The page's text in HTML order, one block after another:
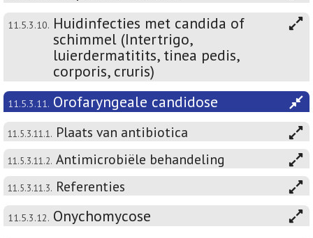
11.5.3.10. Huidinfecties met candida of
schimmel (Intertrigo,
luierdermatitits, tinea pedis,
corporis, cruris)
11.5.3.11. Orofaryngeale candidose
11.5.3.11.1. Plaats van antibiotica
11.5.3.11.2. Antimicrobiële behandeling
11.5.3.11.3. Referenties
11.5.3.12. Onychomycose